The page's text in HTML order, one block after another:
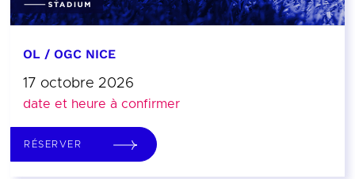
OL / OGC NICE
17 octobre 2026
date et heure à confirmer
RÉSERVER